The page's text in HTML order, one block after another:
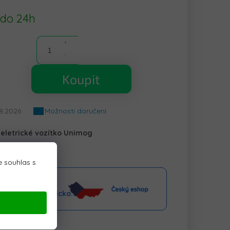
souhlas s
24h
Koupit
Možnosti doručení
vozítko Unimog